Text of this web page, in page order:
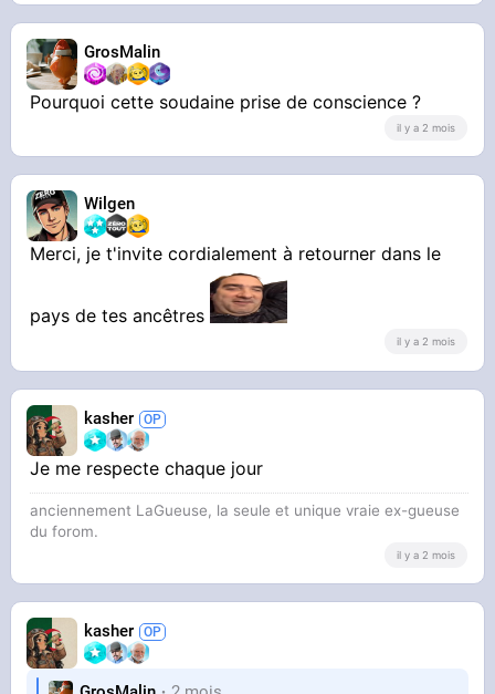
GrosMalin
Pourquoi cette soudaine prise de conscience ?
il y a 2 mois
Wilgen
Merci, je t'invite cordialement à retourner dans le
pays de tes ancêtres
il y a 2 mois
kasher
Je me respecte chaque jour
anciennement LaGueuse, la seule et unique vraie ex-gueuse
du forom.
il y a 2 mois
kasher